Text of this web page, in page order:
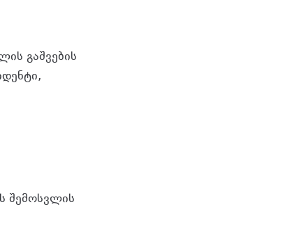
გაშვების
შემოსვლის